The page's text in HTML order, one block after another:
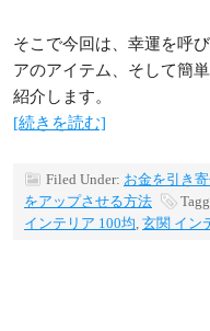
そこで今回は、幸運を呼
アのアイテム、そして簡
紹介します。
[続きを読む]
Filed Under: お金を引き
をアップさせる方法
インテリア 100均, 玄関 イン